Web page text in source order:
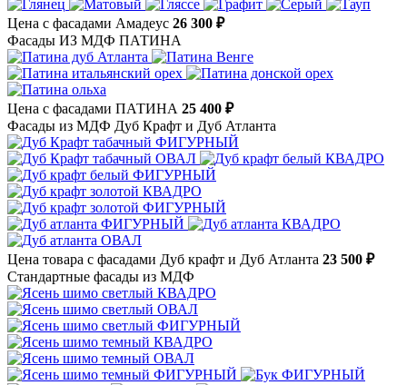
Цена с фасадами Амадеус 26 300 ₽
Фасады ИЗ МДФ ПАТИНА
Цена с фасадами ПАТИНА 25 400 ₽
Фасады из МДФ Дуб Крафт и Дуб Атланта
Цена товара с фасадами Дуб крафт и Дуб Атланта 23 500 ₽
Стандартные фасады из МДФ